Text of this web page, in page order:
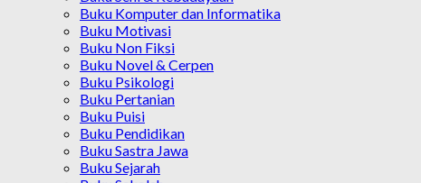
Buku Komputer dan Informatika
Buku Motivasi
Buku Non Fiksi
Buku Novel & Cerpen
Buku Psikologi
Buku Pertanian
Buku Puisi
Buku Pendidikan
Buku Sastra Jawa
Buku Sejarah